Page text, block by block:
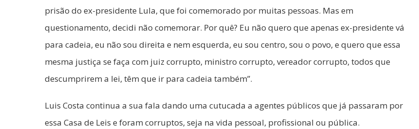
prisão do ex-presidente Lula, que foi comemorado por muitas pessoas. Mas em
questionamento, decidi não comemorar. Por quê? Eu não quero que apenas ex-presidente vá
para cadeia, eu não sou direita e nem esquerda, eu sou centro, sou o povo, e quero que essa
mesma justiça se faça com juiz corrupto, ministro corrupto, vereador corrupto, todos que
descumprirem a lei, têm que ir para cadeia também”.
Luis Costa continua a sua fala dando uma cutucada a agentes públicos que já passaram por
essa Casa de Leis e foram corruptos, seja na vida pessoal, profissional ou pública.